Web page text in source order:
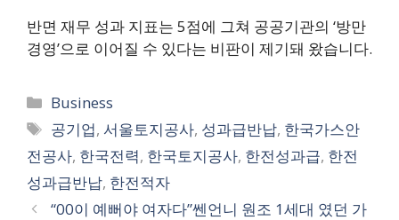
반면 재무 성과 지표는 5점에 그쳐 공공기관의 ‘방만
경영’으로 이어질 수 있다는 비판이 제기돼 왔습니다.
카
테
고
리
Business
태
그
공기업, 서울토지공사, 성과급반납, 한국가스안
전공사, 한국전력, 한국토지공사, 한전성과급, 한전
성과급반납, 한전적자
“00이 예뻐야 여자다”쎈언니 원조 1세대 였던 가